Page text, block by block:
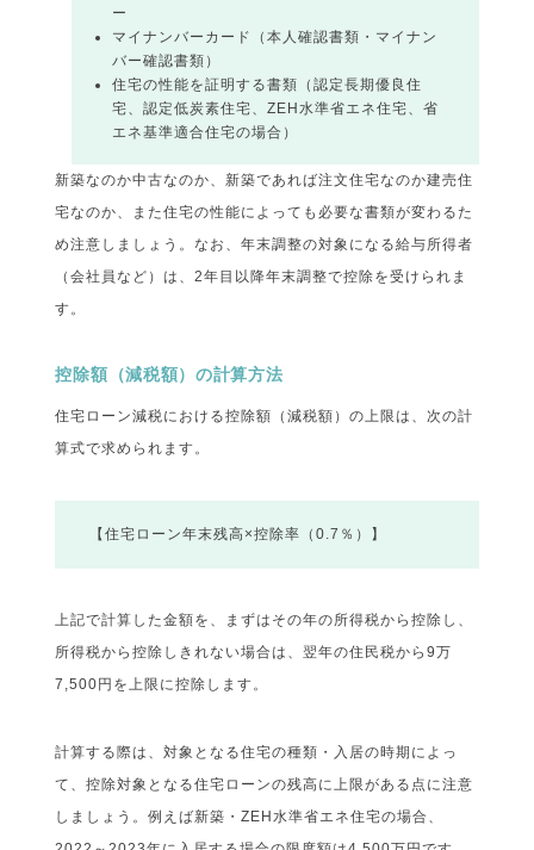
ー
マイナンバーカード（本人確認書類・マイナン
バー確認書類）
住宅の性能を証明する書類（認定長期優良住
宅、認定低炭素住宅、ZEH水準省エネ住宅、省
エネ基準適合住宅の場合）
新築なのか中古なのか、新築であれば注文住宅なのか建売住
宅なのか、また住宅の性能によっても必要な書類が変わるた
め注意しましょう。なお、年末調整の対象になる給与所得者
（会社員など）は、2年目以降年末調整で控除を受けられま
す。
控除額（減税額）の計算方法
住宅ローン減税における控除額（減税額）の上限は、次の計
算式で求められます。
【住宅ローン年末残高×控除率（0.7％）】
上記で計算した金額を、まずはその年の所得税から控除し、
所得税から控除しきれない場合は、翌年の住民税から9万
7,500円を上限に控除します。
計算する際は、対象となる住宅の種類・入居の時期によっ
て、控除対象となる住宅ローンの残高に上限がある点に注意
しましょう。例えば新築・ZEH水準省エネ住宅の場合、